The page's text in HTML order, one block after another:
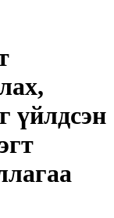
үйлдсэн